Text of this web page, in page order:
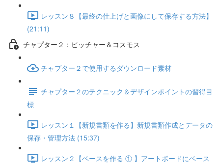
レッスン８【最終の仕上げと画像にして保存する方法】
(21:11)
チャプター２：ピッチャー＆コスモス
チャプター２で使用するダウンロード素材
チャプター２のテクニック＆デザインポイントの習得目
標
レッスン１【新規書類を作る】新規書類作成とデータの
保存・管理方法 (15:37)
レッスン２【ベースを作る ① 】アートボードにベース